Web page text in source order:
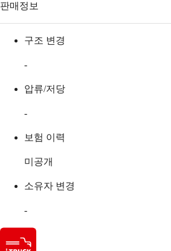
판매정보
구조 변경
-
압류/저당
-
보험 이력
미공개
소유자 변경
-